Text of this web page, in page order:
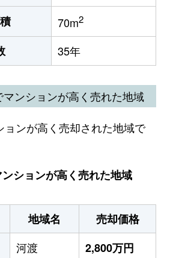
70m2
35年
ンションが高く売れた地域
ョンが高く売却された地域で
ションが高く売れた地域
地域名
売却価格
河渡
2,800万円